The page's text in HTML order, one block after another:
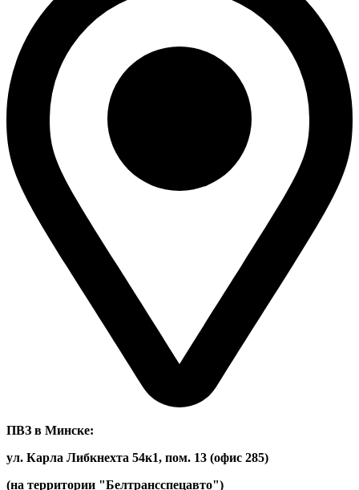
ПВЗ в Минске:
ул. Карла Либкнехта 54к1, пом. 13 (офис 285)
(на территории "Белтрансспецавто")